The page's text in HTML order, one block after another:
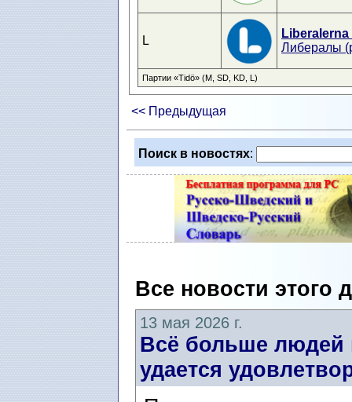
L
Liberalerna
Либералы
Партии «Tidö» (M, SD, KD, L)
<< Предыдущая
Поиск в новостях:
Все новости этого
13 мая 2026 г.
Всё больше людей
удается